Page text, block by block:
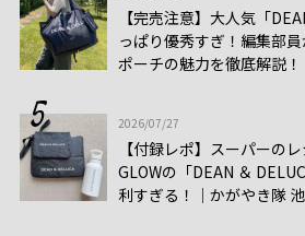
【完売注意】大人気「
っぱり優秀すぎ！編集部
ポーチの魅力を徹底解説！
2026/07/27
【付録レポ】スーパーの
GLOWの「DEAN ＆
利すぎる！│かがやき隊